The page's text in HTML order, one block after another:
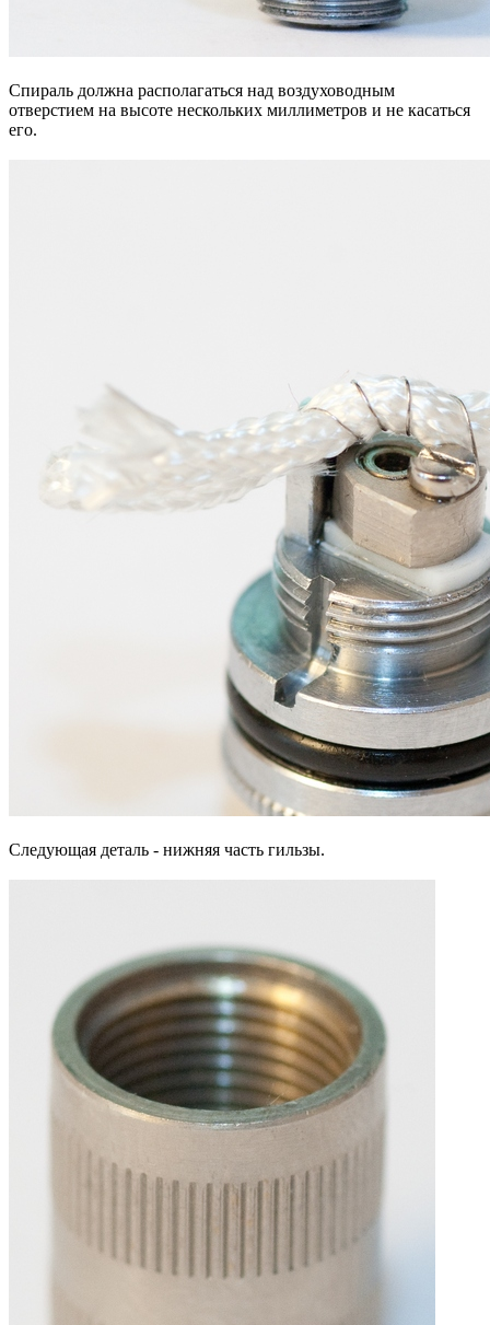
Спираль должна располагаться над воздуховодным
отверстием на высоте нескольких миллиметров и не касаться
его.
Следующая деталь - нижняя часть гильзы.